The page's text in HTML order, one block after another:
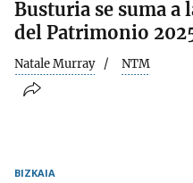
Busturia se suma a
del Patrimonio
Natale Murray NTM
BIZKAIA